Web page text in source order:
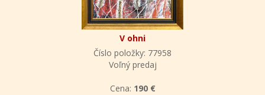
V ohni
Číslo položky: 77958
Voľný predaj
Cena: 190 €